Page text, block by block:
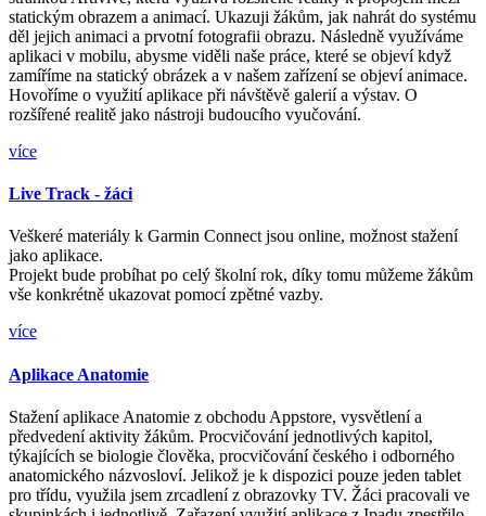
statickým obrazem a animací. Ukazuji žákům, jak nahrát do systému
děl jejich animaci a prvotní fotografii obrazu. Následně využíváme
aplikaci v mobilu, abysme viděli naše práce, které se objeví když
zamíříme na statický obrázek a v našem zařízení se objeví animace.
Hovoříme o využití aplikace při návštěvě galerií a výstav. O
rozšířené realitě jako nástroji budoucího vyučování.
více
Live Track - žáci
Veškeré materiály k Garmin Connect jsou online, možnost stažení
jako aplikace.
Projekt bude probíhat po celý školní rok, díky tomu můžeme žákům
vše konkrétně ukazovat pomocí zpětné vazby.
více
Aplikace Anatomie
Stažení aplikace Anatomie z obchodu Appstore, vysvětlení a
předvedení aktivity žákům. Procvičování jednotlivých kapitol,
týkajících se biologie člověka, procvičování českého i odborného
anatomického názvosloví. Jelikož je k dispozici pouze jeden tablet
pro třídu, využila jsem zrcadlení z obrazovky TV. Žáci pracovali ve